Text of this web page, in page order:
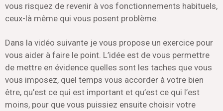
vous risquez de revenir à vos fonctionnements habituels,
ceux-là même qui vous posent problème.
Dans la vidéo suivante je vous propose un exercice pour
vous aider à faire le point. L’idée est de vous permettre
de mettre en évidence quelles sont les taches que vous
vous imposez, quel temps vous accorder à votre bien
être, qu’est ce qui est important et qu’est ce qui l’est
moins, pour que vous puissiez ensuite choisir votre